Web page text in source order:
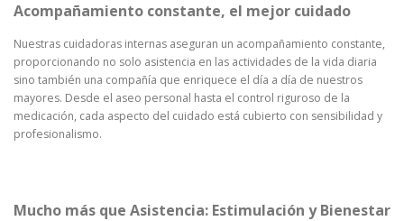
Acompañamiento constante, el mejor cuidado
Nuestras cuidadoras internas aseguran un acompañamiento constante,
proporcionando no solo asistencia en las actividades de la vida diaria
sino también una compañía que enriquece el día a día de nuestros
mayores. Desde el aseo personal hasta el control riguroso de la
medicación, cada aspecto del cuidado está cubierto con sensibilidad y
profesionalismo.
Mucho más que Asistencia: Estimulación y Bienestar